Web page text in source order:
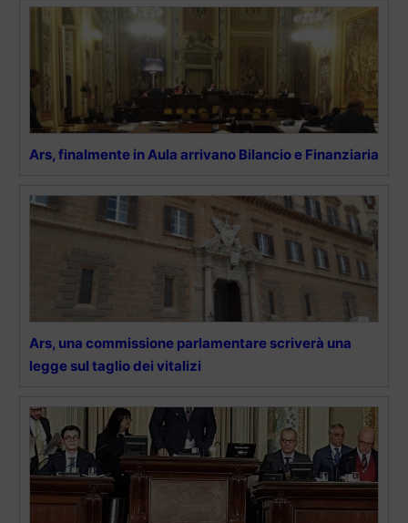
Ars, finalmente in Aula arrivano Bilancio e Finanziaria
Ars, una commissione parlamentare scriverà una
legge sul taglio dei vitalizi